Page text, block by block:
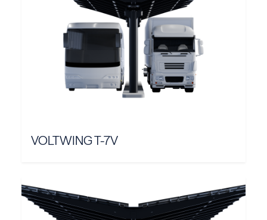
VOLTWING T-7V